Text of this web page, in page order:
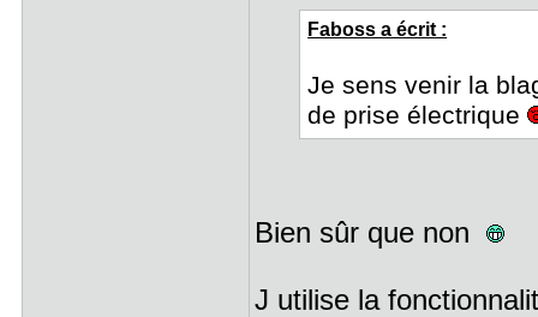
Faboss a écrit :
Je sens venir la
de prise électrique
Bien sûr que non
J utilise la